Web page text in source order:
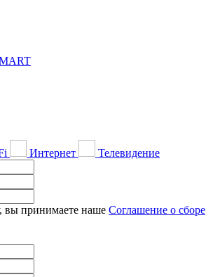
Интернет Телевидение
вы принимаете наше Соглашение о сборе